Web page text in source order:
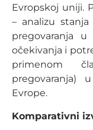
Evropskoj uniji.
– analizu
pregovaranja
očekivanja i
primenom
pregovaranja)
Evrope.
Komparativni